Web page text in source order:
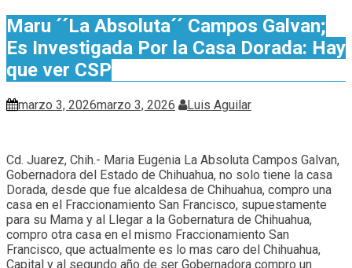
Maru ´´La Absoluta´´ Campos Galvan;
Es Investigada Por la Casa Dorada: Hay
que ver CSP
marzo 3, 2026marzo 3, 2026 Luis Aguilar
Cd. Juarez, Chih.- Maria Eugenia La Absoluta Campos Galvan,
Gobernadora del Estado de Chihuahua, no solo tiene la casa
Dorada, desde que fue alcaldesa de Chihuahua, compro una
casa en el Fraccionamiento San Francisco, supuestamente
para su Mama y al Llegar a la Gobernatura de Chihuahua,
compro otra casa en el mismo Fraccionamiento San
Francisco, que actualmente es lo mas caro del Chihuahua,
Capital y al segundo año de ser Gobernadora compro un